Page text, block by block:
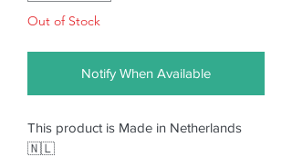
Out of Stock
Notify When Available
This product is Made in Netherlands
🇳🇱